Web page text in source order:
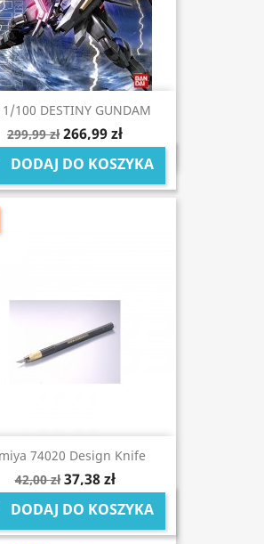
100 DESTINY GUNDAM
299,99 zł 266,99 zł
DODAJ DO KOSZYKA
74020 Design Knife
42,00 zł 37,38 zł
DODAJ DO KOSZYKA